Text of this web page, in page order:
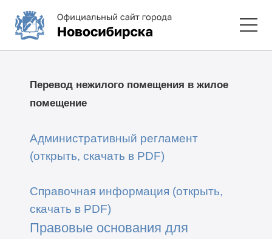
Перевод нежилого помещения в жилое
помещение
Административный регламент
(открыть, скачать в PDF)
Справочная информация (открыть,
скачать в PDF)
Правовые основания для